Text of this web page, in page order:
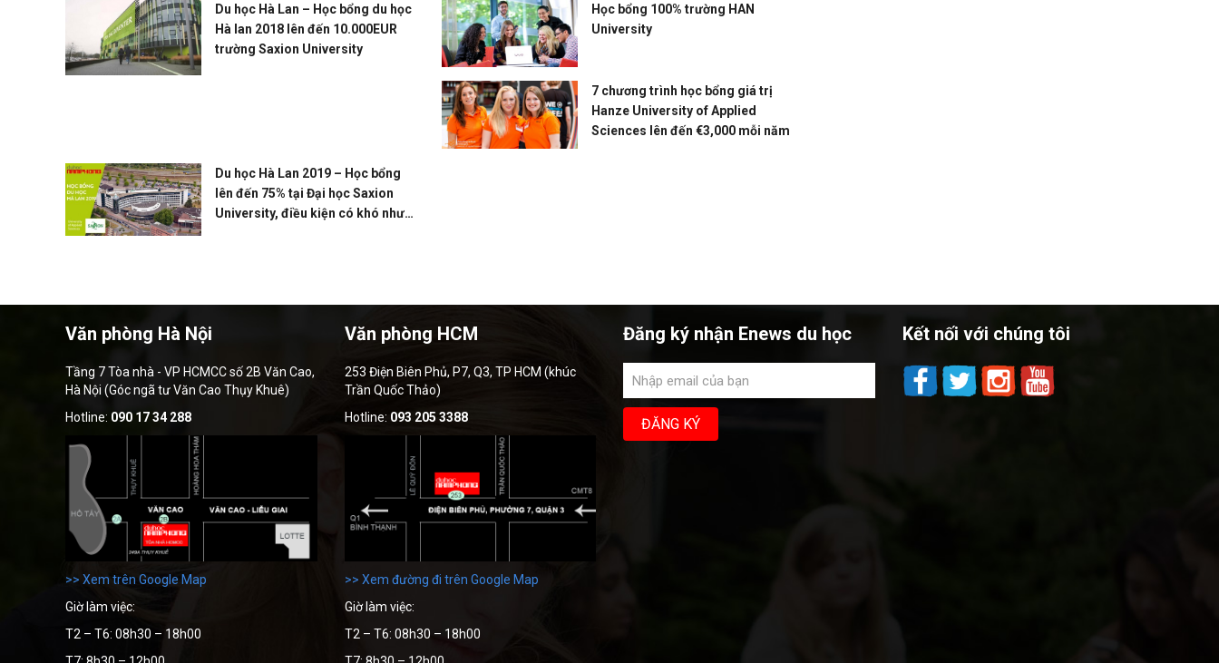
Du học Hà Lan – Học bổng du học
Hà lan 2018 lên đến 10.000EUR
trường Saxion University
Học bổng 100% trường HAN
University
7 chương trình học bổng giá trị
Hanze University of Applied
Sciences lên đến €3,000 mỗi năm
Du học Hà Lan 2019 – Học bổng
lên đến 75% tại Đại học Saxion
University, điều kiện có khó như
Văn phòng Hà Nội
Tầng 7 Tòa nhà - VP HCMCC số 2B Văn Cao,
Hà Nội (Góc ngã tư Văn Cao Thụy Khuê)
Hotline: 090 17 34 288
>> Xem trên Google Map
Giờ làm việc:
T2 – T6: 08h30 – 18h00
Văn phòng HCM
253 Điện Biên Phủ, P7, Q3, TP HCM (khúc
Trần Quốc Thảo)
Hotline: 093 205 3388
>> Xem đường đi trên Google Map
Giờ làm việc:
T2 – T6: 08h30 – 18h00
Đăng ký nhận Enews du học Kết nối với chúng tôi